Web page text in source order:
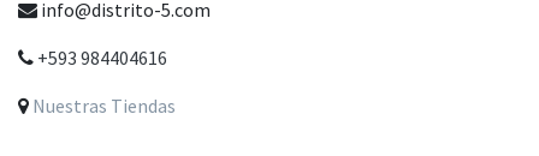
info@distrito-5.com
+593 984404616
Nuestras Tiendas